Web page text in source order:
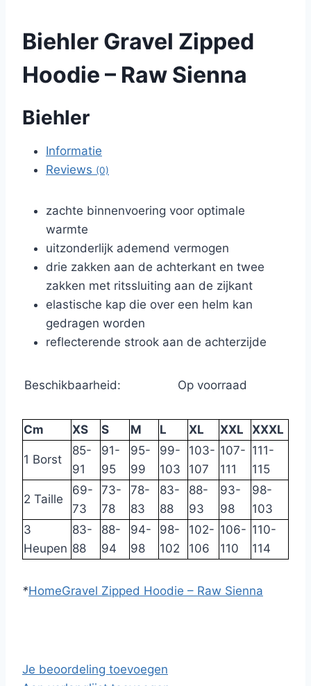
Biehler Gravel Zipped
Hoodie – Raw Sienna
Biehler
Informatie
Reviews (0)
zachte binnenvoering voor optimale
warmte
uitzonderlijk ademend vermogen
drie zakken aan de achterkant en twee
zakken met ritssluiting aan de zijkant
elastische kap die over een helm kan
gedragen worden
reflecterende strook aan de achterzijde
Beschikbaarheid: Op voorraad
Cm XS S M L XL XXL XXXL
1 Borst
85-
91
91-
95
95-
99
99-
103
103-
107
107-
111
111-
115
2 Taille
69-
73
73-
78
78-
83
83-
88
88-
93
93-
98
98-
103
3
Heupen
83-
88
88-
94
94-
98
98-
102
102-
106
106-
110
110-
114
*HomeGravel Zipped Hoodie – Raw Sienna
Je beoordeling toevoegen